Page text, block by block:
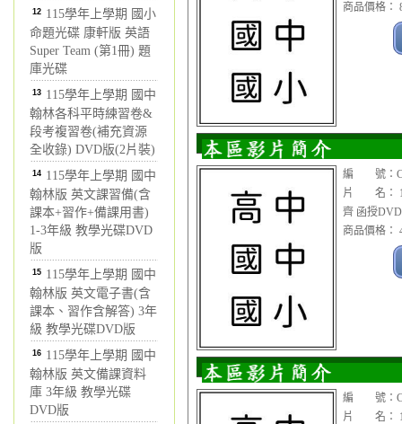
12 115學年上學期 國小
命題光碟 康軒版 英語
Super Team (第1冊) 題
庫光碟
13 115學年上學期 國中
翰林各科平時練習卷&
段考複習卷(補充資源
全收錄) DVD版(2片裝)
14 115學年上學期 國中
翰林版 英文課習備(含
課本+習作+備課用書)
1-3年級 教學光碟DVD
版
15 115學年上學期 國中
翰林版 英文電子書(含
課本、習作含解答) 3年
級 教學光碟DVD版
16 115學年上學期 國中
翰林版 英文備課資料
庫 3年級 教學光碟
DVD版
商品價格：
編 號：
片 名：
齊 函授
商品價格：
編 號：
片 名：